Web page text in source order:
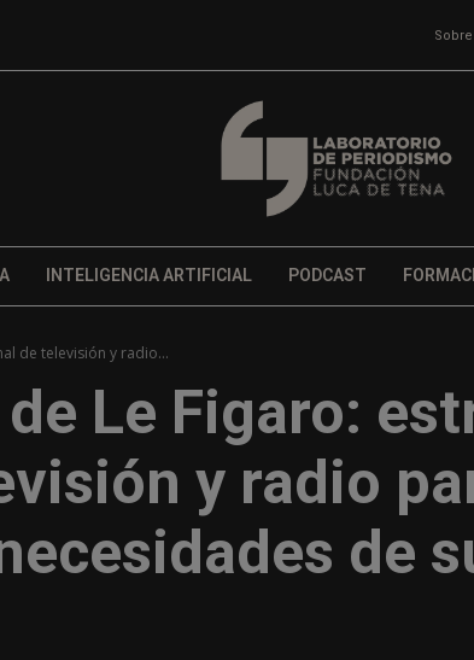
INTELIGENCIA ARTIFICIAL PODCAST
de televisión y radio...
Le Figaro:
y radio
de